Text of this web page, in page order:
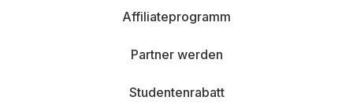
Affiliateprogramm
Partner werden
Studentenrabatt